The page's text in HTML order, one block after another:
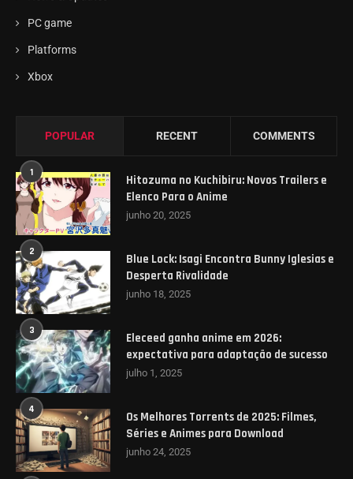
PC game
Platforms
Xbox
POPULAR RECENT COMMENTS
1
Hitozuma no Kuchibiru: Novos Trailers e
Elenco Para o Anime
junho 20, 2025
2
Blue Lock: Isagi Encontra Bunny Iglesias e
Desperta Rivalidade
junho 18, 2025
3
Eleceed ganha anime em 2026:
expectativa para adaptação de sucesso
julho 1, 2025
4
Os Melhores Torrents de 2025: Filmes,
Séries e Animes para Download
junho 24, 2025